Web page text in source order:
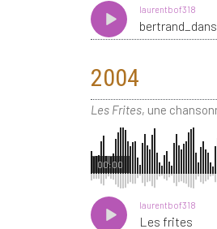
laurentbof318
2004
Les Frites, une
00:00
laurentbof318
Les frites